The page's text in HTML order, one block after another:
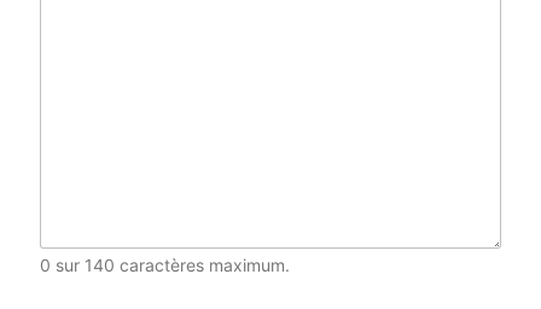
0 sur 140 caractères maximum.